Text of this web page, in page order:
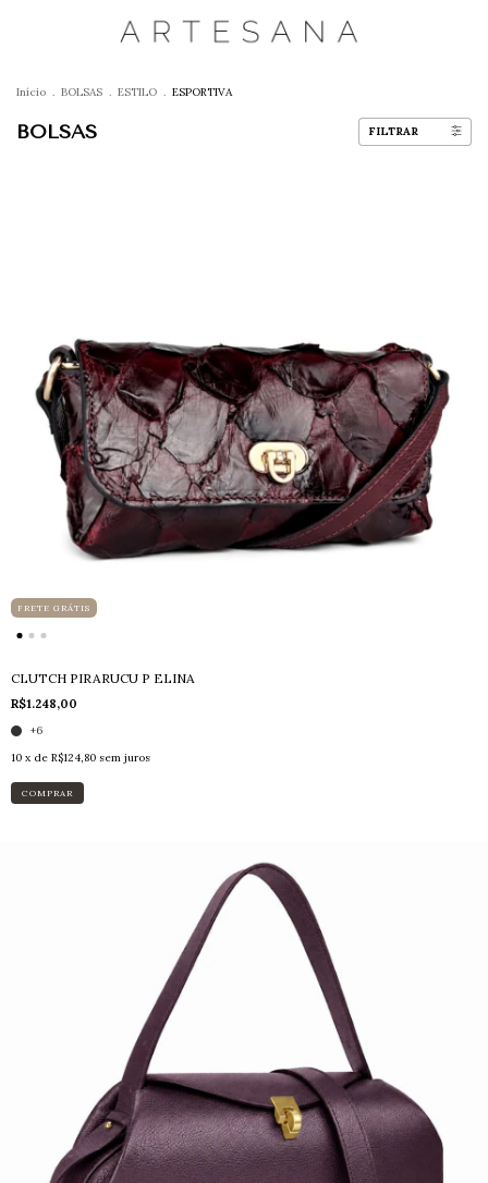
Início . BOLSAS . ESTILO . ESPORTIVA
BOLSAS FILTRAR
FRETE GRÁTIS
CLUTCH PIRARUCU P ELINA
R$1.248,00
+6
10 x de R$124,80 sem juros
COMPRAR